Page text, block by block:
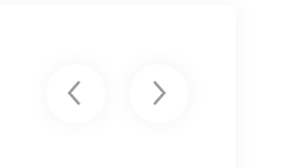
Великолепный магазин! Ткани
катышек! Продавцы очень